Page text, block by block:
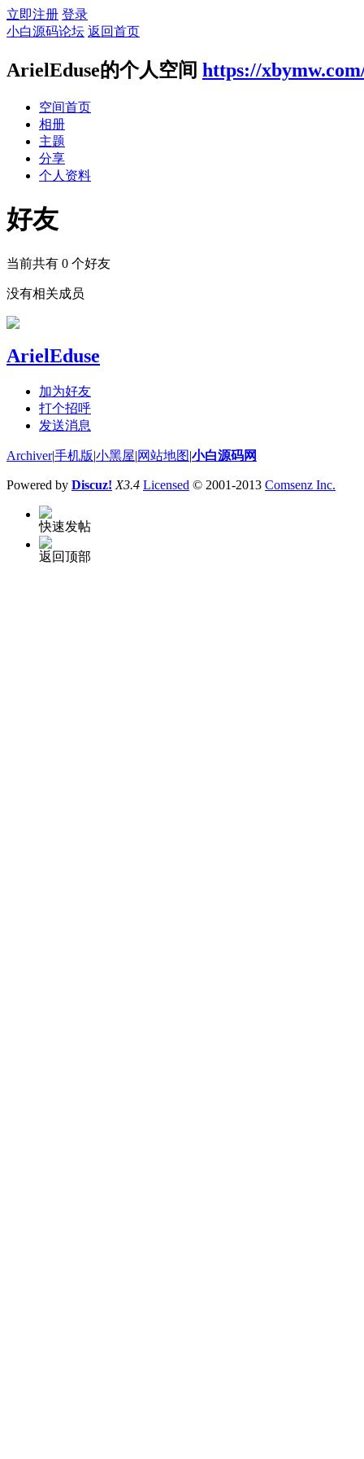
立即注册 登录
小白源码论坛 返回首页
ArielEduse的个人空间 https://
空间首页
相册
主题
分享
个人资料
好友
当前共有 0 个好友
没有相关成员
ArielEduse
加为好友
打个招呼
发送消息
Archiver|手机版|小黑屋|网站地图|小白源码网
Powered by Discuz! X3.4 Licensed © 2001-2013 Comsenz Inc.
快速发帖
返回顶部